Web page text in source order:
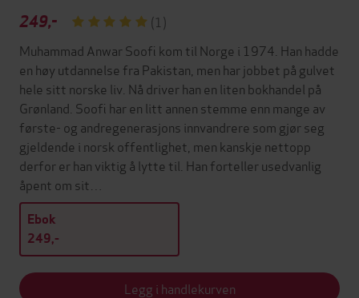
249,-
(1)
Muhammad Anwar Soofi kom til Norge i 1974. Han hadde
en høy utdannelse fra Pakistan, men har jobbet på gulvet
hele sitt norske liv. Nå driver han en liten bokhandel på
Grønland. Soofi har en litt annen stemme enn mange av
første- og andregenerasjons innvandrere som gjør seg
gjeldende i norsk offentlighet, men kanskje nettopp
derfor er han viktig å lytte til. Han forteller usedvanlig
åpent om sit…
Ebok
249,-
Legg i handlekurven